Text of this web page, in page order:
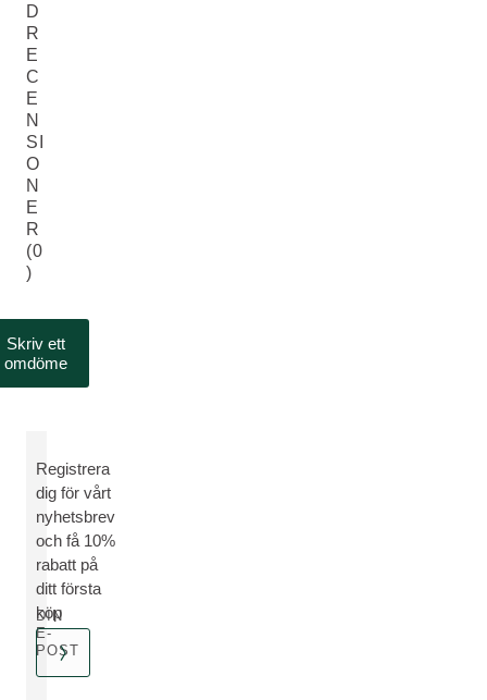
D
R
E
C
E
N
SI
O
N
E
R
(0
)
Skriv ett
omdöme
Registrera
dig för vårt
nyhetsbrev
och få 10%
rabatt på
ditt första
köp
DIN
E-
POST